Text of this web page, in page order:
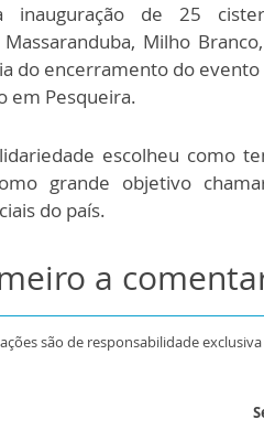
inauguração de 25
Milho
do encerramento do
em Pesqueira.
escolheu como
grande objetivo
do país.
a
são de responsabilidade